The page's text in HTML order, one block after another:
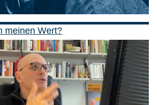
meinen Wert?